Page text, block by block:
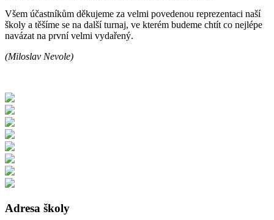
Všem účastníkům děkujeme za velmi povedenou reprezentaci naší
školy a těšíme se na další turnaj, ve kterém budeme chtít co nejlépe
navázat na první velmi vydařený.
(Miloslav Nevole)
Adresa školy